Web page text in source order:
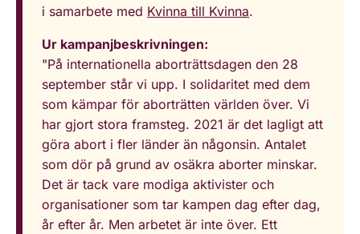
i samarbete med Kvinna till Kvinna.
Ur kampanjbeskrivningen:
"På internationella aborträttsdagen den 28
september står vi upp. I solidaritet med dem
som kämpar för aborträtten världen över. Vi
har gjort stora framsteg. 2021 är det lagligt att
göra abort i fler länder än någonsin. Antalet
som dör på grund av osäkra aborter minskar.
Det är tack vare modiga aktivister och
organisationer som tar kampen dag efter dag,
år efter år. Men arbetet är inte över. Ett